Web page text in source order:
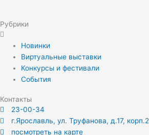
Рубрики
Новинки
Виртуальные выставки
Конкурсы и фестивали
События
Контакты
23-00-34
г.Ярославль, ул. Труфанова, д.17, корп.2
посмотреть на карте